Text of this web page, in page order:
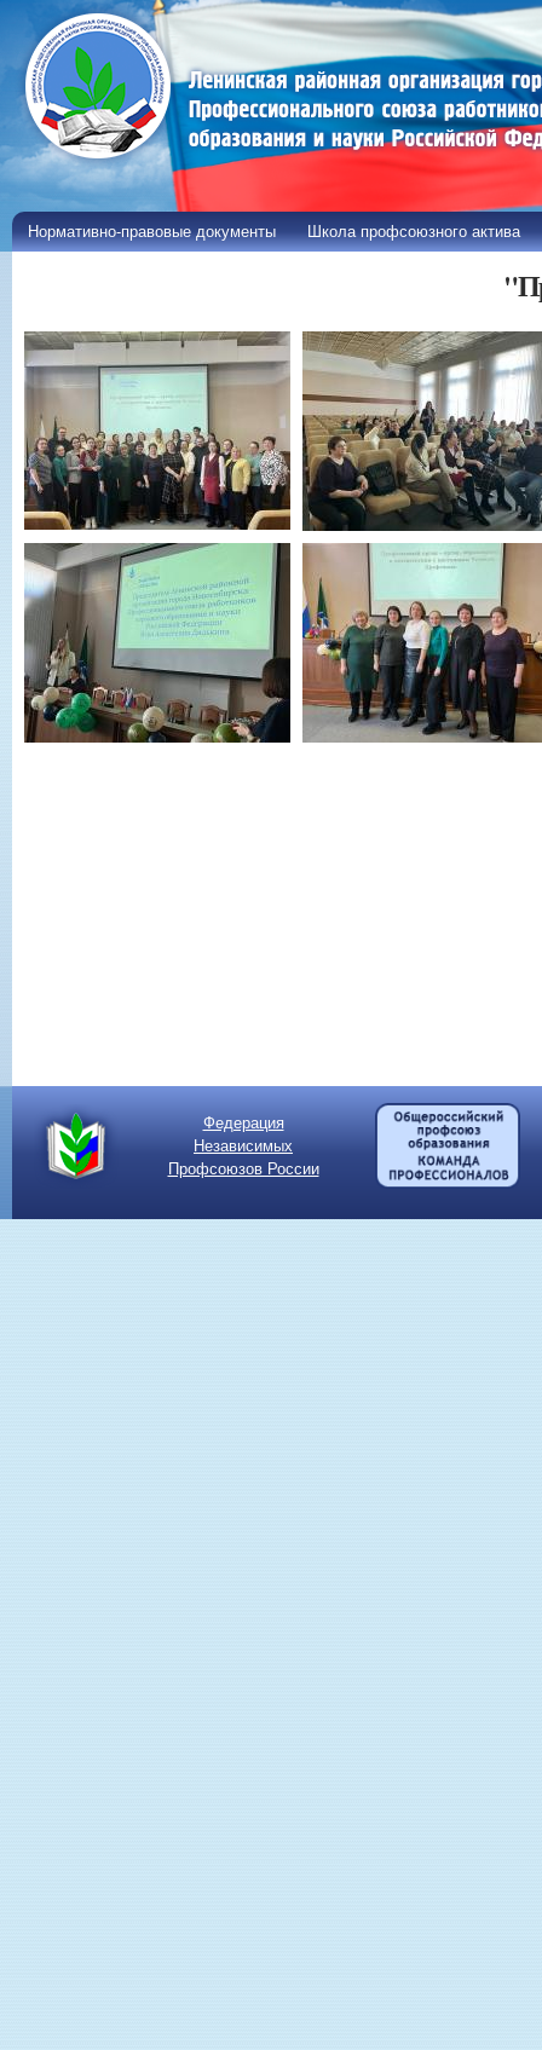
Нормативно-правовые документы Школа профсоюзного актива
Федерация
Независимых
Профсоюзов России